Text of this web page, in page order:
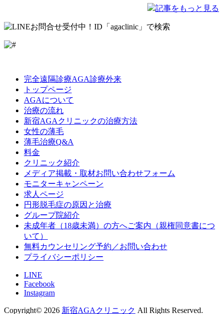
記事をもっと見る
完全遠隔診療AGA診療外来
トップページ
AGAについて
治療の流れ
新宿AGAクリニックの治療方法
女性の薄毛
薄毛治療Q&A
料金
クリニック紹介
メディア掲載・取材お問い合わせフォーム
モニターキャンペーン
求人ページ
円形脱毛症の原因と治療
グループ院紹介
未成年者（18歳未満）の方へご案内（親権同意書につ
いて）
無料カウンセリング予約／お問い合わせ
プライバシーポリシー
LINE
Facebook
Instagram
Copyright© 2026 新宿AGAクリニック All Rights Reserved.